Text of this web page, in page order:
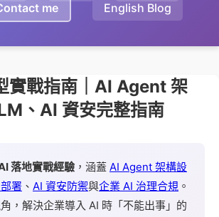
me English Blog
實戰指南｜AI Agent 架
、AI 資安完整指南
落地實戰經驗 ，涵蓋 AI Agent 架構設
署 、 AI 資安防禦與企業 AI 治理合規 。
，解決企業導入 AI 時「不能出事」的